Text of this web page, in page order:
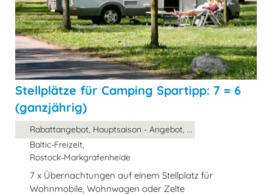
Stellplätze für Camping Spartipp: 7 = 6
(ganzjährig)
Rabattangebot, Hauptsaison - Angebot, ...
Baltic-Freizeit,
Rostock-Markgrafenheide
7 x Übernachtungen auf eínem Stellplatz für
Wohnmobile, Wohnwagen oder Zelte